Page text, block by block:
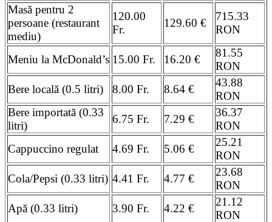
Masă pentru 2
persoane (restaurant
mediu)
120.00
Fr.
129.60 €
715.33
RON
Meniu la McDonald’s 15.00 Fr. 16.20 €
81.55
RON
Bere locală (0.5 litri)
8.00 Fr. 8.64 €
43.88
RON
Bere importată (0.33
litri)
6.75 Fr. 7.29 €
36.37
RON
Cappuccino regulat
4.69 Fr. 5.06 €
25.21
RON
Cola/Pepsi (0.33 litri) 4.41 Fr. 4.77 €
23.68
RON
Apă (0.33 litri)
3.90 Fr. 4.22 €
21.12
RON